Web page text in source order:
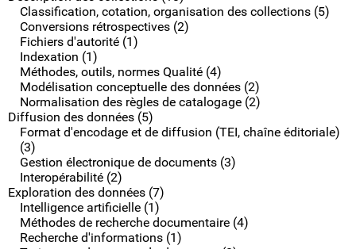
Classification, cotation, organisation des collections (5)
Conversions rétrospectives (2)
Fichiers d'autorité (1)
Indexation (1)
Méthodes, outils, normes Qualité (4)
Modélisation conceptuelle des données (2)
Normalisation des règles de catalogage (2)
Diffusion des données (5)
Format d'encodage et de diffusion (TEI, chaîne éditoriale)
(3)
Gestion électronique de documents (3)
Interopérabilité (2)
Exploration des données (7)
Intelligence artificielle (1)
Méthodes de recherche documentaire (4)
Recherche d'informations (1)